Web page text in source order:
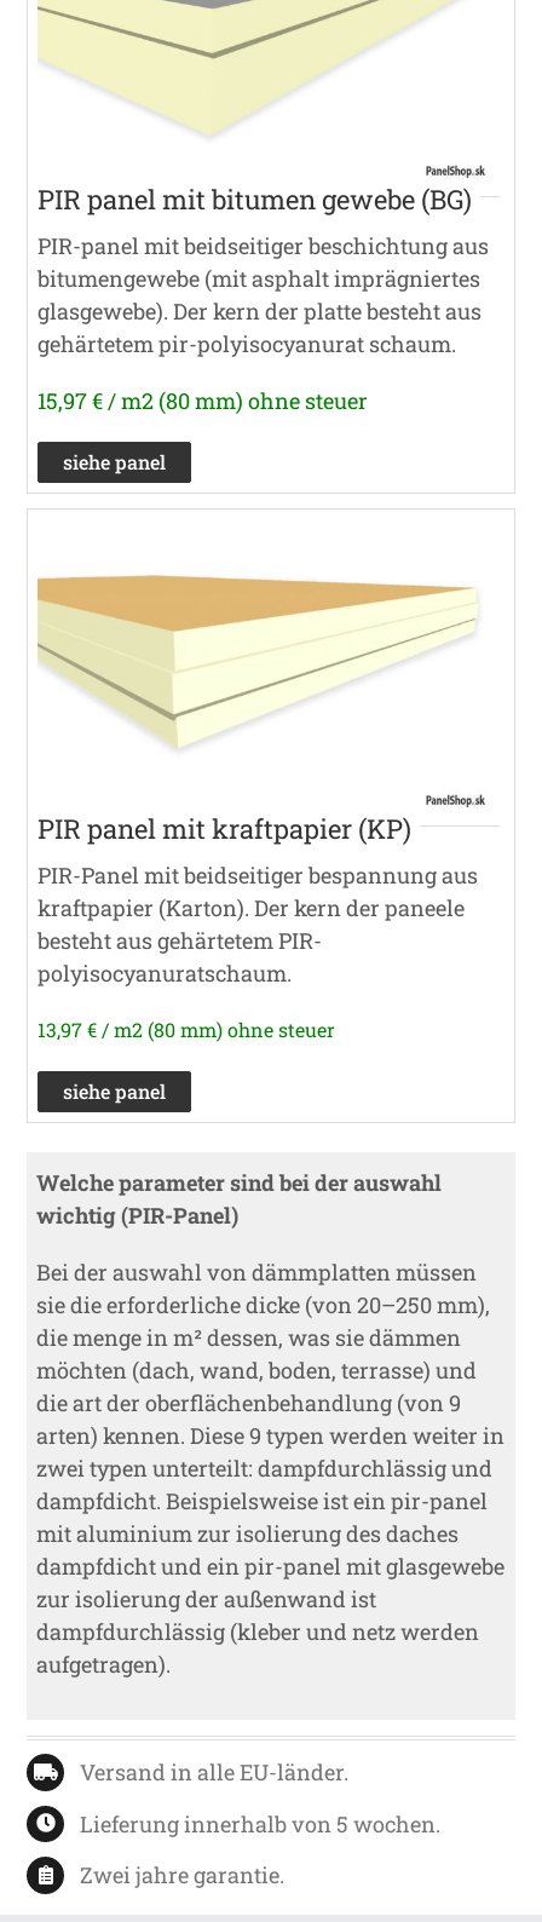
PIR panel mit bitumen gewebe (BG)
PIR-panel mit beidseitiger beschichtung aus
bitumengewebe (mit asphalt imprägniertes
glasgewebe). Der kern der platte besteht aus
gehärtetem pir-polyisocyanurat schaum.
15,97 € / m2 (80 mm) ohne steuer
siehe panel
PIR panel mit kraftpapier (KP)
PIR-Panel mit beidseitiger bespannung aus
kraftpapier (Karton). Der kern der paneele
besteht aus gehärtetem PIR-
polyisocyanuratschaum.
13,97 € / m2 (80 mm) ohne steuer
siehe panel
Welche parameter sind bei der auswahl
wichtig (PIR-Panel)
Bei der auswahl von dämmplatten müssen
sie die erforderliche dicke (von 20–250 mm),
die menge in m² dessen, was sie dämmen
möchten (dach, wand, boden, terrasse) und
die art der oberflächenbehandlung (von 9
arten) kennen. Diese 9 typen werden weiter in
zwei typen unterteilt: dampfdurchlässig und
dampfdicht. Beispielsweise ist ein pir-panel
mit aluminium zur isolierung des daches
dampfdicht und ein pir-panel mit glasgewebe
zur isolierung der außenwand ist
dampfdurchlässig (kleber und netz werden
aufgetragen).
Versand in alle EU-länder.
Lieferung innerhalb von 5 wochen.
Zwei jahre garantie.